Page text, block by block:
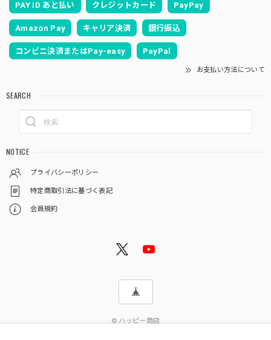
PAY ID あと払い クレジットカード PayPay
Amazon Pay キャリア決済 銀行振込
コンビニ決済またはPay-easy PayPal
お支払い方法について
SEARCH
NOTICE
プライバシーポリシー
特定商取引法に基づく表記
会員規約
© ハッピー商店